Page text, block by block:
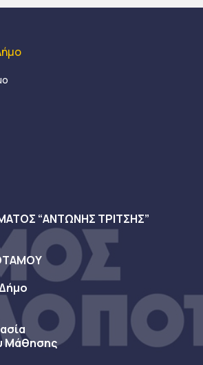
“ΑΝΤΩΝΗΣ ΤΡΙΤΣΗΣ”
Μάθησης